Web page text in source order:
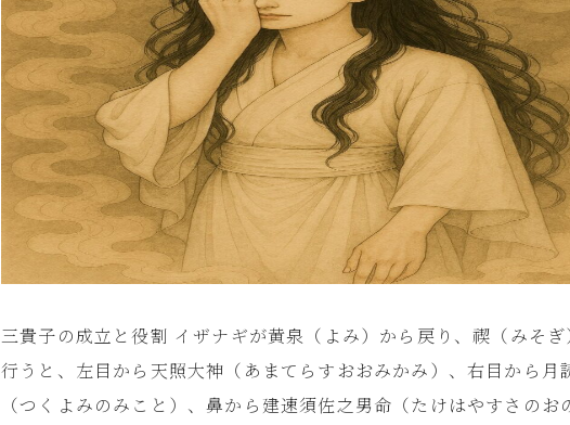
三貴子の成立と役割 イザナギが黄泉（よみ）から戻り、禊（みそぎ
行うと、左目から天照大神（あまてらすおおみかみ）、右目から月
（つくよみのみこと）、鼻から建速須佐之男命（たけはやすさのお